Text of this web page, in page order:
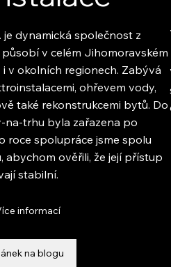
je dynamická společnost z
v celém Jihomoravském
v okolních regionech. Zabývá
ohřevem vody,
také rekonstrukcemi bytů. Do
na-trhu byla zařazena po
roce spolupráce jsme spolu
abychom ověřili, že její přístup
stabilní.
informací
na blogu